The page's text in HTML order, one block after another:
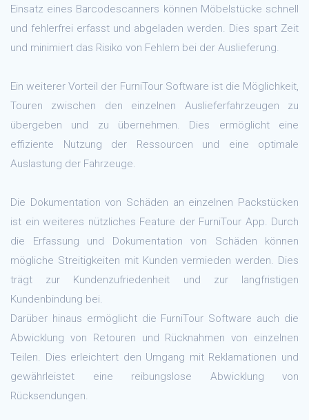
Einsatz eines Barcodescanners können Möbelstücke schnell
und fehlerfrei erfasst und abgeladen werden. Dies spart Zeit
und minimiert das Risiko von Fehlern bei der Auslieferung.
Ein weiterer Vorteil der FurniTour Software ist die Möglichkeit,
Touren zwischen den einzelnen Auslieferfahrzeugen zu
übergeben und zu übernehmen. Dies ermöglicht eine
effiziente Nutzung der Ressourcen und eine optimale
Auslastung der Fahrzeuge.
Die Dokumentation von Schäden an einzelnen Packstücken
ist ein weiteres nützliches Feature der FurniTour App. Durch
die Erfassung und Dokumentation von Schäden können
mögliche Streitigkeiten mit Kunden vermieden werden. Dies
trägt zur Kundenzufriedenheit und zur langfristigen
Kundenbindung bei.
Darüber hinaus ermöglicht die FurniTour Software auch die
Abwicklung von Retouren und Rücknahmen von einzelnen
Teilen. Dies erleichtert den Umgang mit Reklamationen und
gewährleistet eine reibungslose Abwicklung von
Rücksendungen.